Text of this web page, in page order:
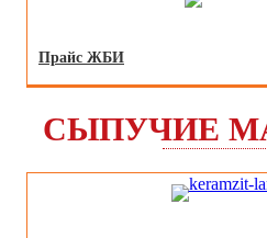
Прайс ЖБИ
СЫПУЧИЕ